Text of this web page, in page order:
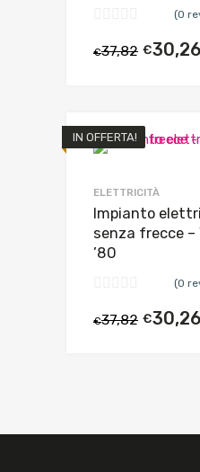
(0
€37,82 €30,26
IN OFFERTA!
ELETTRICITÀ
Impianto
senza frecce –
’80
(0
€37,82 €30,26